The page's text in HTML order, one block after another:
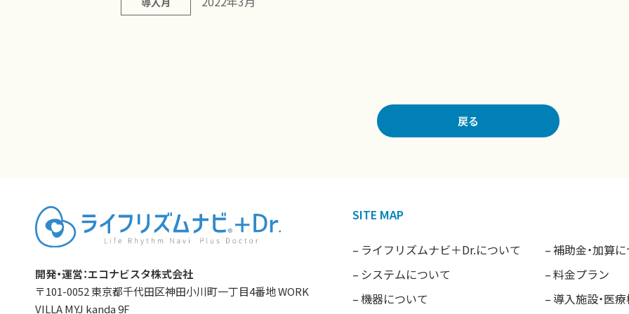
戻る
開発・運営：エコナビスタ株式会社
〒101-0052 東京都千代田区神田小川町一丁目4番地 WORK
VILLA MYJ kanda 9F
SITE MAP
ライフリズムナビ＋Dr.について
システムについて
機器について
補助金・加算
料金プラン
導入施設・医